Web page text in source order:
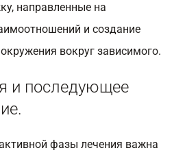
направленные на
и создание
вокруг зависимого.
и последующее
фазы лечения важна